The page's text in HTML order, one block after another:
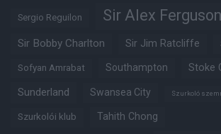
Sergio Reguilon Sir Alex Ferguson
Sir Bobby Charlton Sir Jim Ratcliffe
Sofyan Amrabat Southampton Stoke
Sunderland Swansea City Szurkoló
Szurkolói klub Tahith Chong